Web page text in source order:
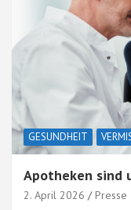
GESUNDHEIT
Apotheken sind
2. April 2026 Presse